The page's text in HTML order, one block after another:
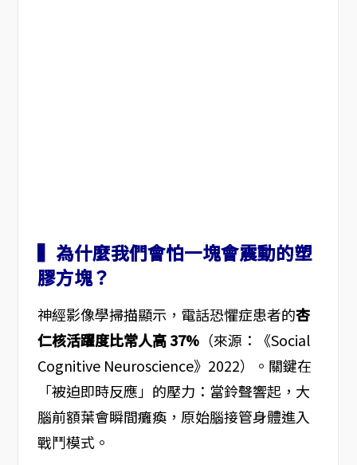
▍為什麼我們會怕一塊會震動的塑
膠方塊？
神經影像學掃描顯示，電話恐懼症患者的杏
仁核活躍度比常人高 37%（來源：《Social
Cognitive Neuroscience》2022）。關鍵在
「被迫即時反應」的壓力：當鈴聲響起，大
腦前額葉會瞬間癱瘓，原始腦接管身體進入
戰鬥模式。